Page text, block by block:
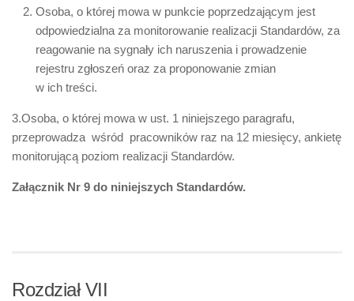
Osoba, o której mowa w punkcie poprzedzającym jest
odpowiedzialna za monitorowanie realizacji Standardów, za
reagowanie na sygnały ich naruszenia i prowadzenie
rejestru zgłoszeń oraz za proponowanie zmian
w ich treści.
3.Osoba, o której mowa w ust. 1 niniejszego paragrafu,
przeprowadza wśród pracowników raz na 12 miesięcy, ankietę
monitorującą poziom realizacji Standardów.
Załącznik Nr 9 do niniejszych Standardów.
Rozdział VII